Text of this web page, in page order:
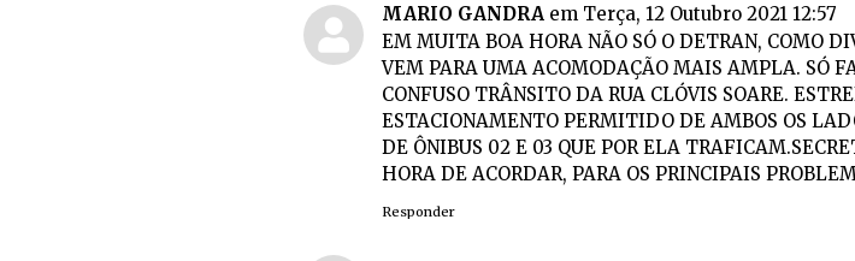
MARIO GANDRA em Terça, 12 Outubro 2021 12:57
EM MUITA BOA HORA NÃO SÓ O DETRAN, COMO
VEM PARA UMA ACOMODAÇÃO MAIS AMPLA. SÓ
CONFUSO TRÂNSITO DA RUA CLÓVIS SOARE.
ESTACIONAMENTO PERMITIDO DE AMBOS OS
DE ÔNIBUS 02 E 03 QUE POR ELA
HORA DE ACORDAR, PARA OS PRINCIPAIS
Responder